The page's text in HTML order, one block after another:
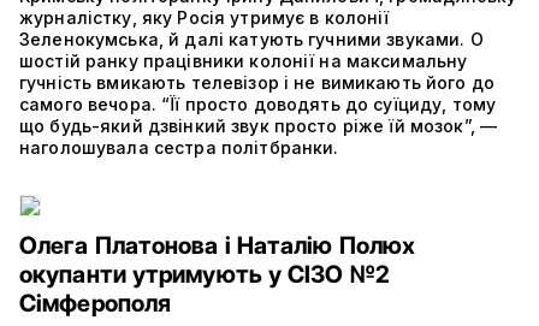
журналістку, яку Росія утримує в колонії
Зеленокумська, й далі катують гучними звуками. О
шостій ранку працівники колонії на максимальну
гучність вмикають телевізор і не вимикають його до
самого вечора. “Її просто доводять до суїциду, тому
що будь-який дзвінкий звук просто ріже їй мозок”, —
наголошувала сестра політбранки.
Олега Платонова і Наталію Полюх
окупанти утримують у СІЗО №2
Сімферополя